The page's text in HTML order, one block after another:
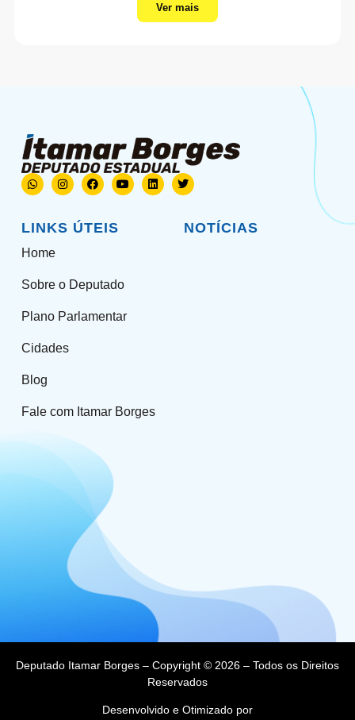
Ver mais
LINKS ÚTEIS
Home
Sobre o Deputado
Plano Parlamentar
Cidades
Blog
Fale com Itamar Borges
NOTÍCIAS
Deputado Itamar Borges – Copyright © 2026 – Todos os Direitos
Reservados
Desenvolvido e Otimizado por